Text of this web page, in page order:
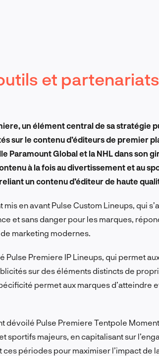
et
un élément central de sa stratégie
sur le contenu d’éditeurs de premier
Paramount Global et la NHL dans son
à la fois au divertissement et au
un contenu d’éditeur de haute
mis en avant Pulse Custom Lineups, qui
et sans danger pour les marques,
marketing modernes.
Pulse Premiere IP Lineups, qui permet
sur des éléments distincts de
permet aux marques d’atteindre
dévoilé Pulse Premiere Tentpole
sportifs majeurs, en capitalisant sur
périodes pour maximiser l’impact de